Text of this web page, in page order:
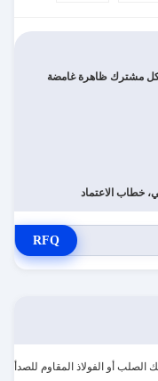
مشترك ظاهرة غامضة
خطاب الاعتماد
RFQ
الصلب أو الفولاذ المقاوم للصدأ